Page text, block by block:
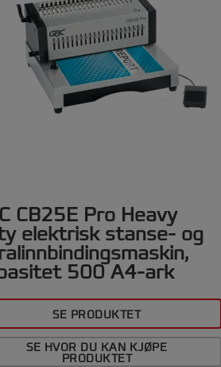
CB25E Pro Heavy
elektrisk stanse- og
500 A4-ark
SE PRODUKTET
SE HVOR DU KAN KJØPE
PRODUKTET